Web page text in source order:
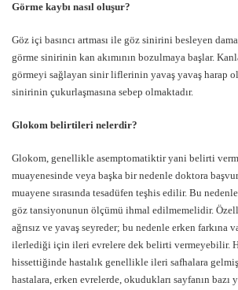
Görme kaybı nasıl oluşur?
Göz içi basıncı artması ile göz sinirini besleyen
görme sinirinin kan akımının bozulmaya başlar.
görmeyi sağlayan sinir liflerinin yavaş yavaş harap
sinirinin çukurlaşmasına sebep olmaktadır.
Glokom belirtileri nelerdir?
Glokom, genellikle asemptomatiktir yani belirti
muayenesinde veya başka bir nedenle doktora
muayene sırasında tesadüfen teşhis edilir. Bu
göz tansiyonunun ölçümü ihmal edilmemelidir.
ağrısız ve yavaş seyreder; bu nedenle erken farkına
ilerlediği için ileri evrelere dek belirti vermeyebilir.
hissettiğinde hastalık genellikle ileri safhalara
hastalara, erken evrelerde, okudukları sayfanın bazı